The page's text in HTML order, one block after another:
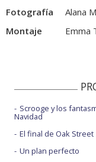
Fotografía
Alana
Montaje
Emma
Scrooge y los
Navidad
El final de Oak Street
Un plan perfecto